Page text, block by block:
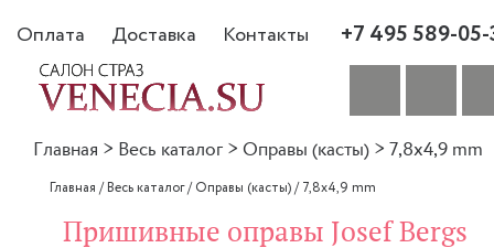
Оплата Доставка Контакты +7 495 589-
Главная > Весь каталог > Оправы (касты) > 7,8x4,9 mm
Главная /Весь каталог/Оправы (касты)/7,8x4,9 mm
Пришивные оправы Josef Bergs